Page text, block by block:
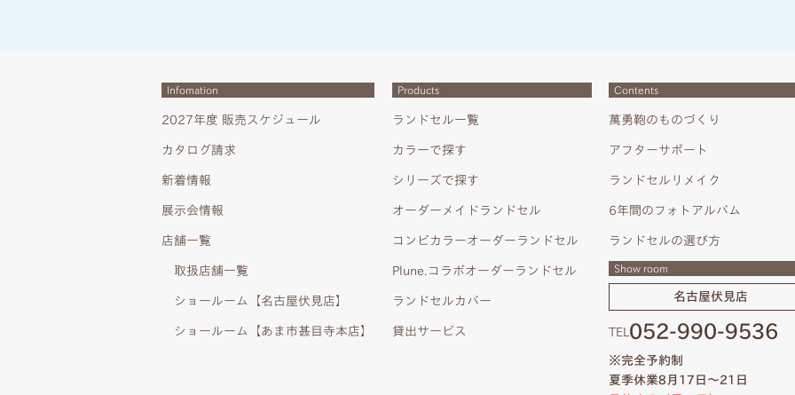
Infomation
2027年度 販売スケジュール
カタログ請求
新着情報
展示会情報
店舗一覧
取扱店舗一覧
ショールーム【名古屋伏見店】
ショールーム【あま市甚目寺本店】
Products
ランドセル一覧
カラーで探す
シリーズで探す
オーダーメイドランドセル
コンビカラーオーダーランドセル
Plune.コラボオーダーランドセル
ランドセルカバー
貸出サービス
Contents
萬勇鞄のものづくり
アフターサポート
ランドセルリメイク
6年間のフォトアルバム
ランドセルの選び方
Show room
名古屋伏見店
TEL 052-990-9536
※完全予約制
夏季休業8月17日～21日